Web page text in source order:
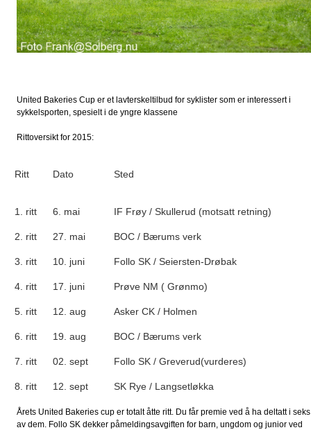
United Bakeries Cup er et lavterskeltilbud for syklister som er interessert i
sykkelsporten, spesielt i de yngre klassene
Rittoversikt for 2015:
Ritt Dato Sted
1. ritt 6. mai IF Frøy / Skullerud (motsatt retning)
2. ritt 27. mai BOC / Bærums verk
3. ritt 10. juni Follo SK / Seiersten-Drøbak
4. ritt 17. juni Prøve NM ( Grønmo)
5. ritt 12. aug Asker CK / Holmen
6. ritt 19. aug BOC / Bærums verk
7. ritt 02. sept Follo SK / Greverud(vurderes)
8. ritt 12. sept SK Rye / Langsetløkka
Årets United Bakeries cup er totalt åtte ritt. Du får premie ved å ha deltatt i seks
av dem. Follo SK dekker påmeldingsavgiften for barn, ungdom og junior ved